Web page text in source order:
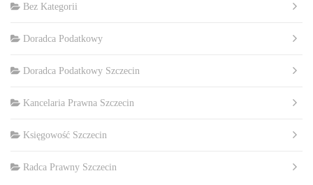
Bez Kategorii
Doradca Podatkowy
Doradca Podatkowy Szczecin
Kancelaria Prawna Szczecin
Księgowość Szczecin
Radca Prawny Szczecin